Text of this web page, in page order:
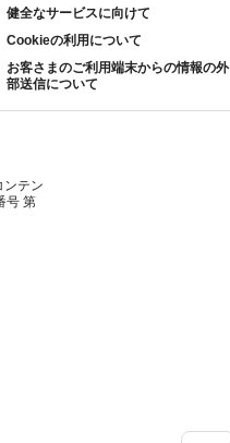
健全なサービスに向けて
Cookieの利用について
お客さまのご利用端末からの情報の外
部送信について
ンテン
号 第